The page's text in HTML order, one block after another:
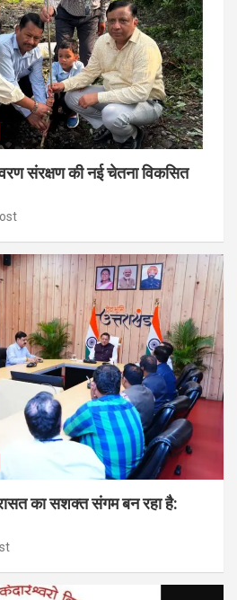
संरक्षण की नई चेतना विकसित
का सशक्त संगम बन रहा है: